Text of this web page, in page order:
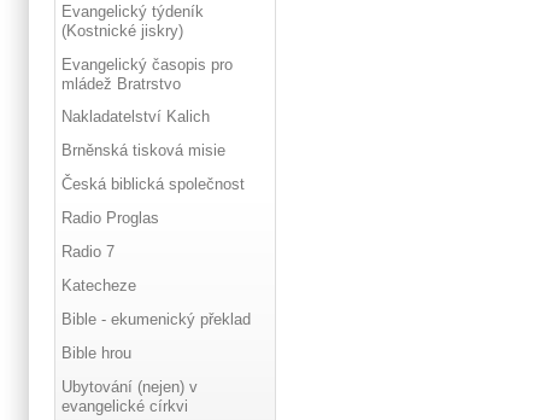
Evangelický týdeník
(Kostnické jiskry)
Evangelický časopis pro
mládež Bratrstvo
Nakladatelství Kalich
Brněnská tisková misie
Česká biblická společnost
Radio Proglas
Radio 7
Katecheze
Bible - ekumenický překlad
Bible hrou
Ubytování (nejen) v
evangelické církvi